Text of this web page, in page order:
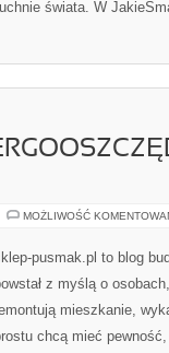
świata. W
MOŻLIWOŚĆ
pusmak.pl to blog
z myślą o
mieszkanie,
chcą mieć